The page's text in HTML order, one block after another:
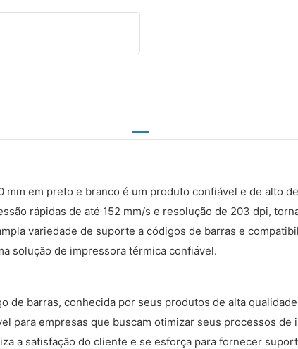
em preto e branco é um produto confiável e de alto
rápidas de até 152 mm/s e resolução de 203 dpi,
variedade de suporte a códigos de barras e
solução de impressora térmica confiável.
de barras, conhecida por seus produtos de alta
para empresas que buscam otimizar seus processos
a satisfação do cliente e se esforça para fornecer